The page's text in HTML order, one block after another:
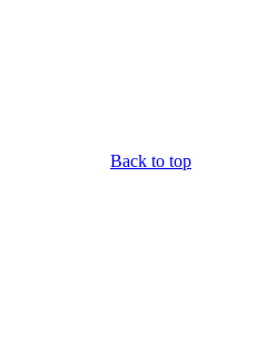
Back to top